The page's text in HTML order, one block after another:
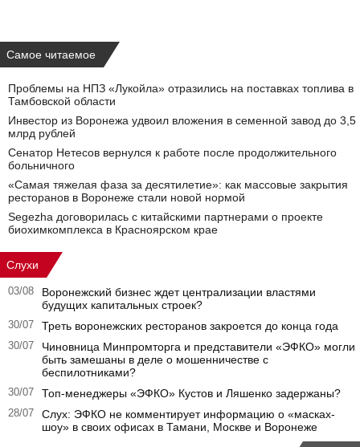
Самое читаемое
Проблемы на НПЗ «Лукойла» отразились на поставках топлива в
Тамбовской области
Инвестор из Воронежа удвоил вложения в семенной завод до 3,5
млрд рублей
Сенатор Нетесов вернулся к работе после продолжительного
больничного
«Самая тяжелая фаза за десятилетие»: как массовые закрытия
ресторанов в Воронеже стали новой нормой
Segezha договорилась с китайскими партнерами о проекте
биохимкомплекса в Красноярском крае
Слухи
03/08
Воронежский бизнес ждет централизации властями
будущих капитальных строек?
30/07 Треть воронежских ресторанов закроется до конца года
30/07
Чиновница Минпромторга и представители «ЭФКО» могли
быть замешаны в деле о мошенничестве с
беспилотниками?
30/07 Топ-менеджеры «ЭФКО» Кустов и Ляшенко задержаны?
28/07
Слух: ЭФКО не комментирует информацию о «масках-
шоу» в своих офисах в Тамани, Москве и Воронеже